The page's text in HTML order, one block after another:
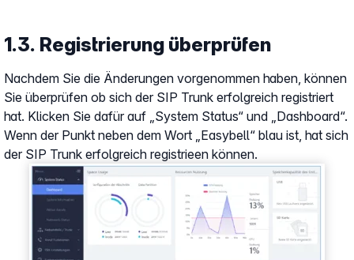
Show larger version
1.3. Registrierung überprüfen
Nachdem Sie die Änderungen vorgenommen haben, können
Sie überprüfen ob sich der SIP Trunk erfolgreich registriert
hat. Klicken Sie dafür auf „System Status“ und „Dashboard“.
Wenn der Punkt neben dem Wort „Easybell“ blau ist, hat sich
der SIP Trunk erfolgreich registrieen können.